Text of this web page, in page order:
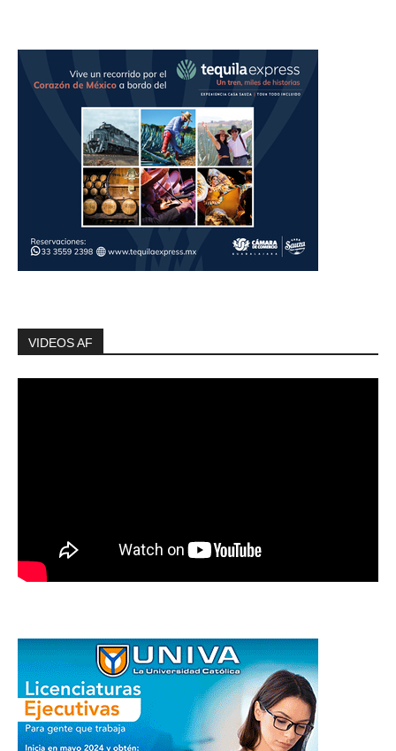
VIDEOS AF